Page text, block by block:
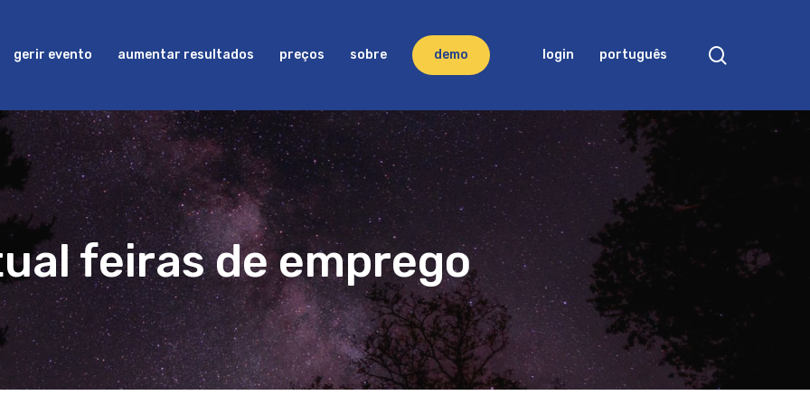
gerir evento aumentar resultados preços sobre demo login português
feiras de emprego